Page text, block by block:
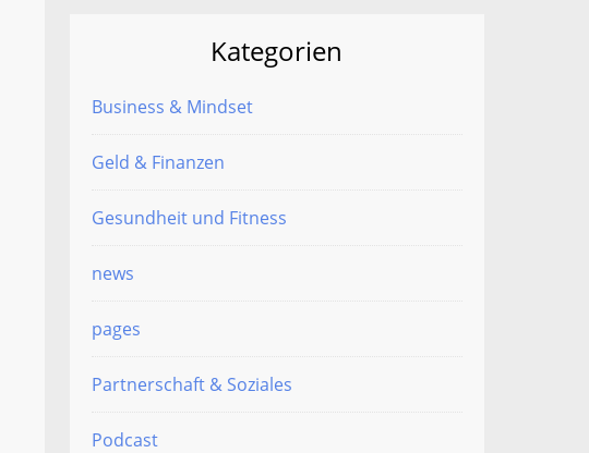
Kategorien
Business & Mindset
Geld & Finanzen
Gesundheit und Fitness
news
pages
Partnerschaft & Soziales
Podcast